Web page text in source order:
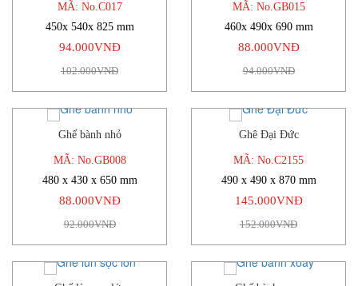
MÃ: No.C017
450x 540x 825 mm
94.000VNĐ
102.000VNĐ
MÃ: No.GB015
460x 490x 690 mm
88.000VNĐ
94.000VNĐ
Ghế bành nhỏ
MÃ: No.GB008
480 x 430 x 650 mm
88.000VNĐ
92.000VNĐ
Ghê Đại Đức
MÃ: No.C2155
490 x 490 x 870 mm
145.000VNĐ
152.000VNĐ